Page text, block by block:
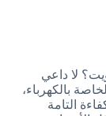
لا داعي
بالكهرباء،
التامة